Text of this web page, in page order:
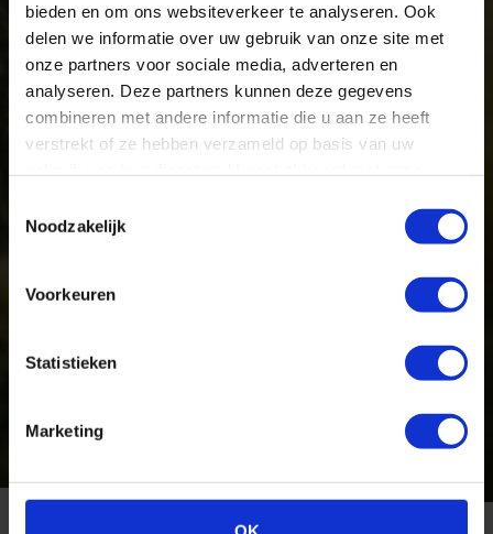
bieden en om ons websiteverkeer te analyseren. Ook
delen we informatie over uw gebruik van onze site met
onze partners voor sociale media, adverteren en
analyseren. Deze partners kunnen deze gegevens
combineren met andere informatie die u aan ze heeft
verstrekt of ze hebben verzameld op basis van uw
Noodzakelijk
Voorkeuren
Statistieken
Marketing